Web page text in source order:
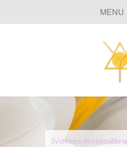
MENU
Systèmes de